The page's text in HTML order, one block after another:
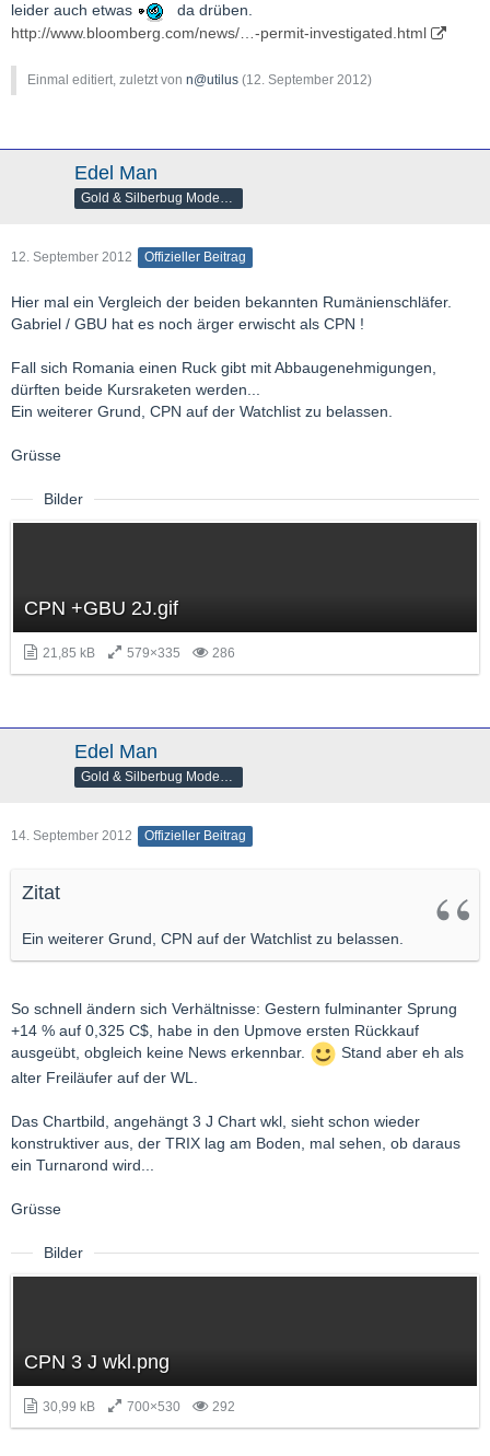
leider auch etwas
da drüben.
http://www.bloomberg.com/news/…-permit-investigated.html
Einmal editiert, zuletzt von n@utilus (12. September 2012)
Edel Man
Gold & Silberbug Moderator
12. September 2012 Offizieller Beitrag
Hier mal ein Vergleich der beiden bekannten Rumänienschläfer.
Gabriel / GBU hat es noch ärger erwischt als CPN !
Fall sich Romania einen Ruck gibt mit Abbaugenehmigungen,
dürften beide Kursraketen werden...
Ein weiterer Grund, CPN auf der Watchlist zu belassen.
Grüsse
Bilder
CPN +GBU 2J.gif
21,85 kB 579×335 286
Edel Man
Gold & Silberbug Moderator
14. September 2012 Offizieller Beitrag
Zitat
Ein weiterer Grund, CPN auf der Watchlist zu belassen.
So schnell ändern sich Verhältnisse: Gestern fulminanter Sprung
+14 % auf 0,325 C$, habe in den Upmove ersten Rückkauf
ausgeübt, obgleich keine News erkennbar.
Stand aber eh als
alter Freiläufer auf der WL.
Das Chartbild, angehängt 3 J Chart wkl, sieht schon wieder
konstruktiver aus, der TRIX lag am Boden, mal sehen, ob daraus
ein Turnarond wird...
Grüsse
Bilder
CPN 3 J wkl.png
30,99 kB 700×530 292